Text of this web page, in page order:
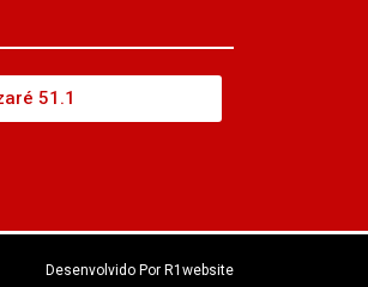
51.1
Desenvolvido Por R1website